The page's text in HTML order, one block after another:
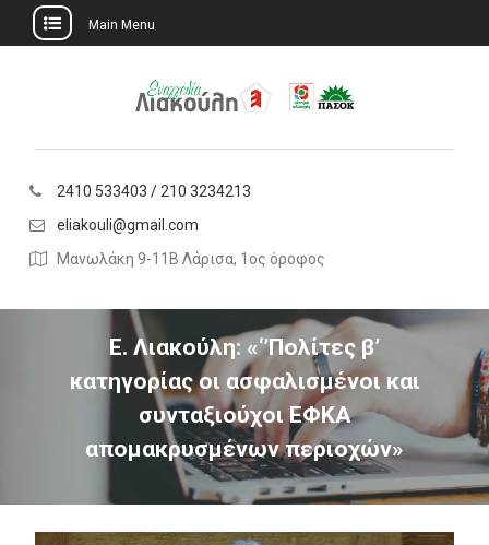
Main Menu
2410 533403 / 210 3234213
eliakouli@gmail.com
Μανωλάκη 9-11Β Λάρισα, 1ος όροφος
Ε. Λιακούλη: «‘’Πολίτες β’
κατηγορίας οι ασφαλισμένοι και
συνταξιούχοι ΕΦΚΑ
απομακρυσμένων περιοχών»